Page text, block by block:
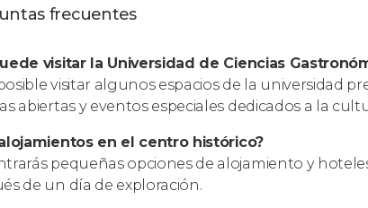
frecuentes
visitar la Universidad de Ciencias
visitar algunos espacios de la universidad
abiertas y eventos especiales dedicados a la
en el centro histórico?
pequeñas opciones de alojamiento y
de un día de exploración.